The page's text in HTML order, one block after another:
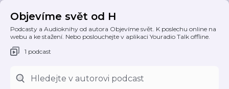
Objevíme svět od H
Podcasty a Audioknihy od autora Objevíme svět. K poslechu online na
webu a ke stažení. Nebo poslouchejte v aplikaci Youradio Talk offline.
1 podcast